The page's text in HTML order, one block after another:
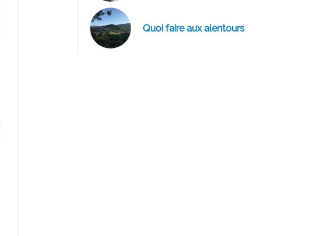
Le Deffends de Redon - la maison
Quoi faire aux alentours